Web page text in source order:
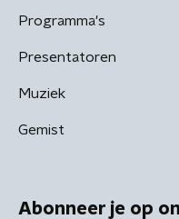
Programma's
Presentatoren
Muziek
Gemist
Abonneer je op